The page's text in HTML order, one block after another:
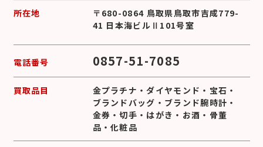
所在地
〒680-0864 鳥取県鳥取市吉成779-
41 日本海ビルⅡ101号室
電話番号 0857-51-7085
買取品目 金プラチナ ・ダイヤモンド ・ 宝石 ・
ブランドバッグ ・ ブランド腕時計 ・
金券 ・切手 ・ はがき ・ お酒 ・ 骨董
品 ・化粧品